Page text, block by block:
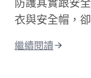
衣與安全帽，
據交通部統計
繼續閱讀